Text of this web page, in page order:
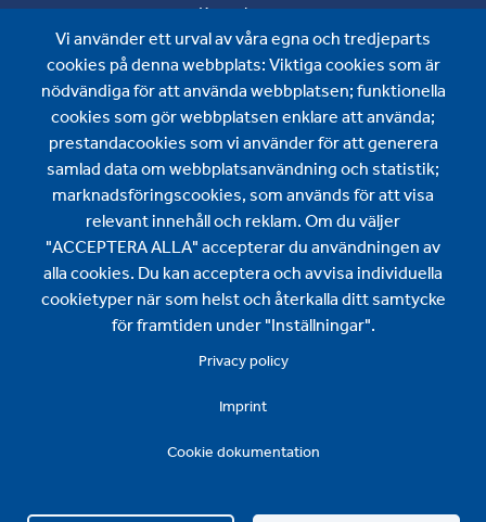
Vi använder ett urval av våra egna och tredjeparts
cookies på denna webbplats: Viktiga cookies som är
nödvändiga för att använda webbplatsen; funktionella
cookies som gör webbplatsen enklare att använda;
prestandacookies som vi använder för att generera
samlad data om webbplatsanvändning och statistik;
marknadsföringscookies, som används för att visa
relevant innehåll och reklam. Om du väljer
"ACCEPTERA ALLA" accepterar du användningen av
alla cookies. Du kan acceptera och avvisa individuella
cookietyper när som helst och återkalla ditt samtycke
för framtiden under "Inställningar".
Privacy policy
Imprint
Cookie dokumentation
Kontakta oss
Wijo AB
Ariavägen 12
SE-893 31 Bjästa
+46 660-26 65 80
contact@wijo.se
Hitta oss här